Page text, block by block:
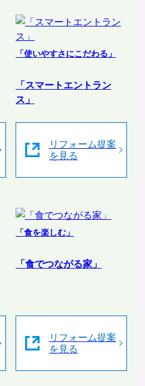
「使いやすさにこだわる」
「スマートエントラン
ス」
リフォーム提案
を見る
「食を楽しむ」
「食でつながる家」
リフォーム提案
を見る